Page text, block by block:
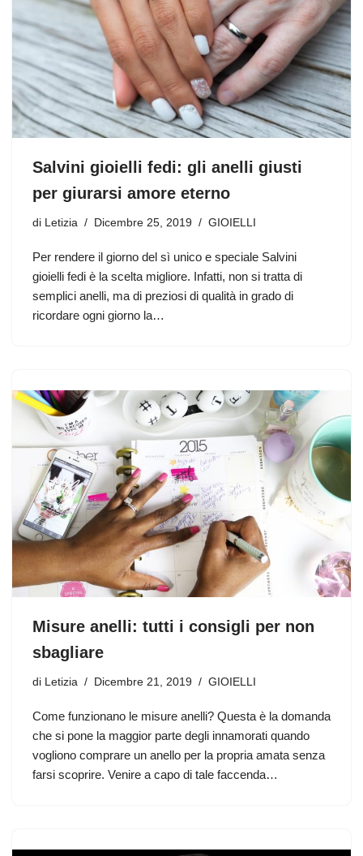
Salvini gioielli fedi: gli anelli giusti
per giurarsi amore eterno
di Letizia Dicembre 25, 2019 GIOIELLI
Per rendere il giorno del sì unico e speciale Salvini
gioielli fedi è la scelta migliore. Infatti, non si tratta di
semplici anelli, ma di preziosi di qualità in grado di
ricordare ogni giorno la…
Misure anelli: tutti i consigli per non
sbagliare
di Letizia Dicembre 21, 2019 GIOIELLI
Come funzionano le misure anelli? Questa è la domanda
che si pone la maggior parte degli innamorati quando
vogliono comprare un anello per la propria amata senza
farsi scoprire. Venire a capo di tale faccenda…